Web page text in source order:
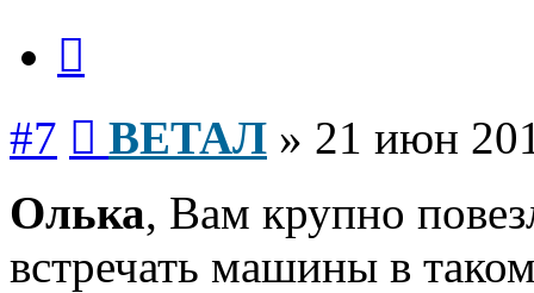
#7 ВЕТАЛ » 21 июн
Олька, Вам крупно
встречать машины в